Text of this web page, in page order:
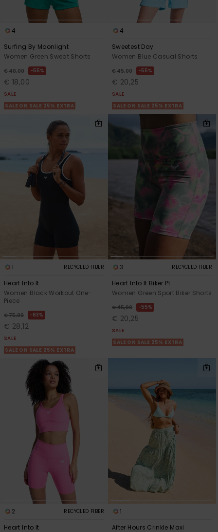
4
Surfing By Moonlight
Women Green Sweat Shorts
€ 40,00 55%
€ 18,00
SALE
SALE ON SALE 25% EXTRA
4
Sweetest Day
Women Blue Casual Shorts
€ 45,00 55%
€ 20,25
SALE
SALE ON SALE 25% EXTRA
1 RECYCLED FIBER
Heart Into It
Women Black Workout One-
Piece
€ 75,00 63%
€ 28,12
SALE
SALE ON SALE 25% EXTRA
3 RECYCLED FIBER
Heart Into It Biker Pt
Women Green Sport Biker Shorts
€ 45,00 55%
€ 20,25
SALE
SALE ON SALE 25% EXTRA
2 RECYCLED FIBER
Heart Into It
1
After Hours Crinkle Maxi